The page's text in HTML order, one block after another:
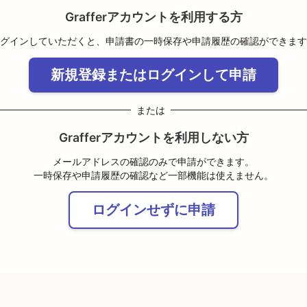
Grafferアカウントを利用する方
インしていただくと、申請書の一時保存や申請履歴の確認ができま
新規登録またはログインして申請
または
Grafferアカウントを利用しない方
メールアドレスの確認のみで申請ができます。
一時保存や申請履歴の確認など一部機能は使えません。
ログインせずに申請